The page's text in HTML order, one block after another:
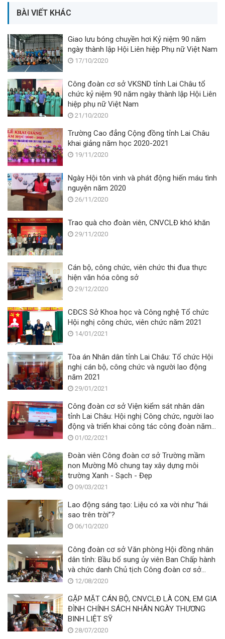
BÀI VIẾT KHÁC
Giao lưu bóng chuyền hơi Kỷ niệm 90 năm
ngày thành lập Hội Liên hiệp Phụ nữ Việt Nam
17/10/2020
Công đoàn cơ sở VKSND tỉnh Lai Châu tổ
chức kỷ niệm 90 năm ngày thành lập Hội Liên
hiệp phụ nữ Việt Nam
21/10/2020
Trường Cao đẳng Cộng đồng tỉnh Lai Châu
khai giảng năm học 2020-2021
19/11/2020
Ngày Hội tôn vinh và phát động hiến máu tình
nguyện năm 2020
26/11/2020
Trao quà cho đoàn viên, CNVCLĐ khó khăn
29/11/2020
Cán bộ, công chức, viên chức thi đua thực
hiện văn hóa công sở
29/12/2020
CĐCS Sở Khoa học và Công nghệ Tổ chức
Hội nghị công chức, viên chức năm 2021
14/01/2021
Tòa án Nhân dân tỉnh Lai Châu: Tổ chức Hội
nghị cán bộ, công chức và người lao động
năm 2021
29/01/2021
Công đoàn cơ sở Viện kiểm sát nhân dân
tỉnh Lai Châu: Hội nghị Công chức, người lao
động và triển khai công tác công đoàn năm
202101/02/2021
Đoàn viên Công đoàn cơ sở Trường mầm
non Mường Mô chung tay xây dựng môi
trường Xanh - Sạch - Đẹp
09/03/2021
Lao động sáng tạo: Liệu có xa vời như “hái
sao trên trời”?
06/10/2020
Công đoàn cơ sở Văn phòng Hội đồng nhân
dân tỉnh: Bầu bổ sung ủy viên Ban Chấp hành
và chức danh Chủ tịch Công đoàn cơ sở
khóa V, nhiệm kỳ 2017-2022
12/08/2020
GẶP MẶT CÁN BỘ, CNVCLĐ LÀ CON, EM GIA
ĐÌNH CHÍNH SÁCH NHÂN NGÀY THƯƠNG
BINH LIỆT SỸ
28/07/2020